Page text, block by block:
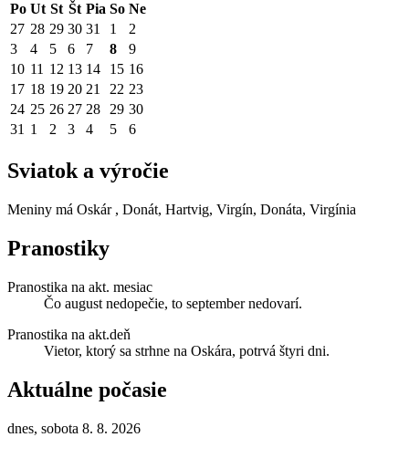
Po Ut St Št Pia So Ne
27 28 29 30 31 1
2
3
4 5 6 7 8
9
10 11 12 13 14 15 16
17 18 19 20 21 22 23
24 25 26 27 28 29 30
31 1 2 3 4 5 6
Sviatok a výročie
Meniny má Oskár , Donát, Hartvig, Virgín, Donáta, Virgínia
Pranostiky
Pranostika na akt. mesiac
Čo august nedopečie, to september nedovarí.
Pranostika na akt.deň
Vietor, ktorý sa strhne na Oskára, potrvá štyri dni.
Aktuálne počasie
dnes, sobota 8. 8. 2026